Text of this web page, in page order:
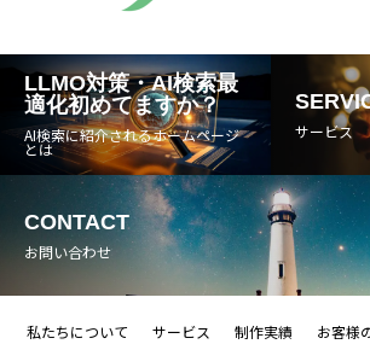
LLMO対策・AI検索最
適化初めてますか？
AI検索に紹介されるホームページ
とは
サービス
CONTACT
お問い合わせ
私たちについて サービス 制作実績 お客様